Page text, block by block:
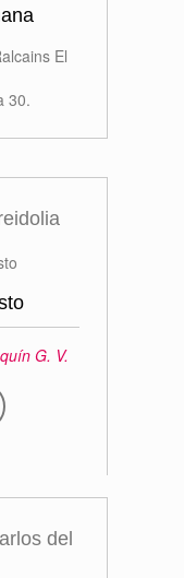
El
30.
G. V.
del